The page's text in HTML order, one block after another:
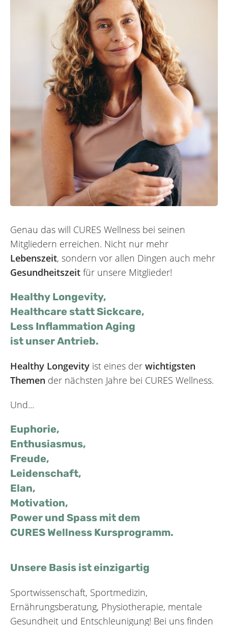
Genau das will CURES Wellness bei seinen
Mitgliedern erreichen. Nicht nur mehr
Lebenszeit, sondern vor allen Dingen auch mehr
Gesundheitszeit für unsere Mitglieder!
Healthy Longevity,
Healthcare statt Sickcare,
Less Inflammation Aging
ist unser Antrieb.
Healthy Longevity ist eines der wichtigsten
Themen der nächsten Jahre bei CURES Wellness.
Und...
Euphorie,
Enthusiasmus,
Freude,
Leidenschaft,
Elan,
Motivation,
Power und Spass mit dem
CURES Wellness Kursprogramm.
Unsere Basis ist einzigartig
Sportwissenschaft, Sportmedizin,
Ernährungsberatung, Physiotherapie, mentale
Gesundheit und Entschleunigung! Bei uns finden